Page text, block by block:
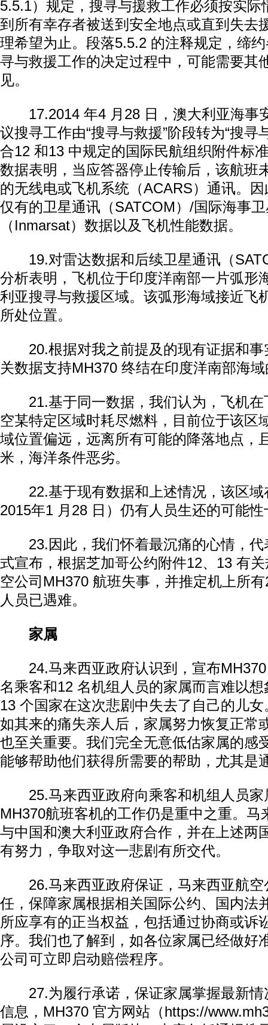
5.5.1）规定，搜寻与援救工作必须按实际
到所有幸存者被送到安全地点或直到失去
理希望为止。段落5.5.2 的注释规定，缔
寻与救援工作的决定过程中，可能需要其
见。
17.2014 年4 月28 日，澳大利亚海事
议搜寻工作由“搜寻与救援”阶段转为“搜寻
合12 和13 中规定的国际民航组织附件标
数据表明，当应答器停止传输后，该航班
的无线电或飞机系统（ACARS）通讯。
仅有的卫星通讯（SATCOM）/国际海事
（Inmarsat）数据以及飞机性能数据。
19.对雷达数据和后续卫星通讯（
分析表明，飞机位于印度洋南部一片弧形
利亚搜寻与救援区域。该弧形海域接近飞
所处位置。
20.根据对我之前提及的现有证据和事
关数据支持MH370 终结在印度洋南部海
21.基于同一数据，我们认为，飞机在
空某特定区域时耗尽燃料，目前位于该区
域位置偏远，远离所有可能的降落地点，
米，海洋条件恶劣。
22.基于现有数据和上述情况，该区域
2015年1 月28 日）仍有人员生还的可能
23.因此，我们怀着最沉痛的心情，代
式宣布，根据芝加哥公约附件12、13 有
空公司MH370 航班失事，并推定机上所
人员已遇难。
家属
24.马来西亚政府认识到，宣布MH370
名乘客和12 名机组人员的家属而言难以
13 个国家在这次悲剧中失去了自己的儿
如其来的痛失亲人后，家属努力恢复正常
也至关重要。我们完全无意低估家属的感
能够帮助他们获得所需要的帮助，尤其是
25.马来西亚政府向乘客和机组人员家
MH370航班客机的工作仍是重中之重。马
与中国和澳大利亚政府合作，并在上述两
有努力，争取对这一悲剧有所交代。
26.马来西亚政府保证，马来西亚航空
任，保障家属根据相关国际公约、国内法
所应享有的正当权益，包括通过协商或诉
序。我们也了解到，如各位家属已经做好
公司可立即启动赔偿程序。
27.为履行承诺，保证家属掌握最新情
信息，MH370 官方网站（https://